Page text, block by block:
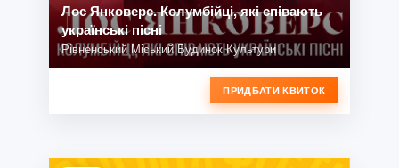
Лос Янковерс. Колумбійці, які співають
українські пісні
Рівненський Міський Будинок Культури
ПРИДБАТИ КВИТОК